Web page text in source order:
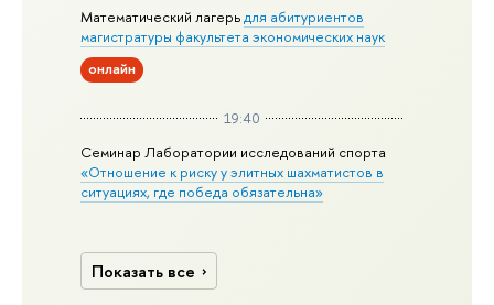
Математический лагерьдля абитуриентов
магистратуры факультета экономических наук
онлайн
19:40
Семинар Лаборатории исследований спорта
«Отношение к риску у элитных шахматистов в
ситуациях, где победа обязательна»
Показать все